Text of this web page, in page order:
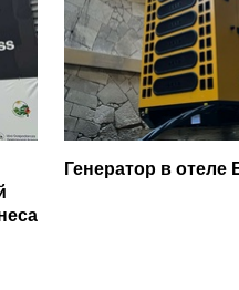
Генератор в отеле